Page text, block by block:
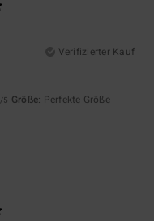
Verifizierter Kauf
/5 Größe: Perfekte Größe